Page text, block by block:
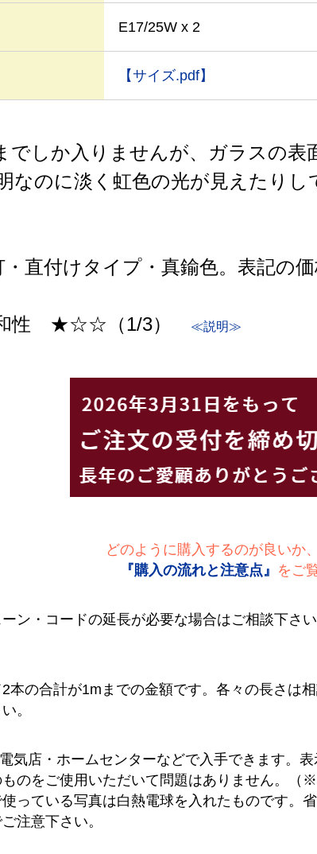
E17/25W x 2
【サイズ.pdf】
でしか入りませんが、ガラスの
なのに淡く虹色の光が見えたり
・直付けタイプ・真鍮色。表記の
和性 ★☆☆（1/3）
≪説明≫
どのように購入するのが良いか
『購入の流れと注意点』 をご
ン・コードの延長が必要な場合はご相談下さ
の合計が1mまでの金額です。各々の長さは
。
気店・ホームセンターなどで入手できます。
のをご使用いただいて問題はありません。（
っている写真は白熱電球を入れたものです。
注意下さい。